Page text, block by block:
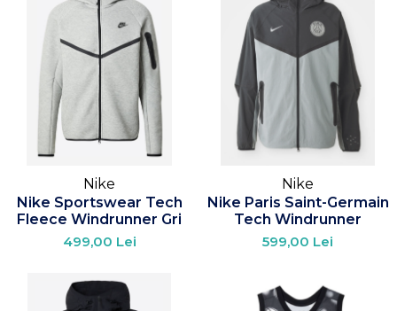
Nike
Nike Sportswear Tech
Fleece Windrunner Gri
499,00 Lei
Nike
Nike Paris Saint-Germain
Tech Windrunner
599,00 Lei